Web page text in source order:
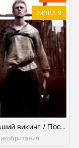
IMDB 3.9
Пропавший викинг / Последний викинг (2018)